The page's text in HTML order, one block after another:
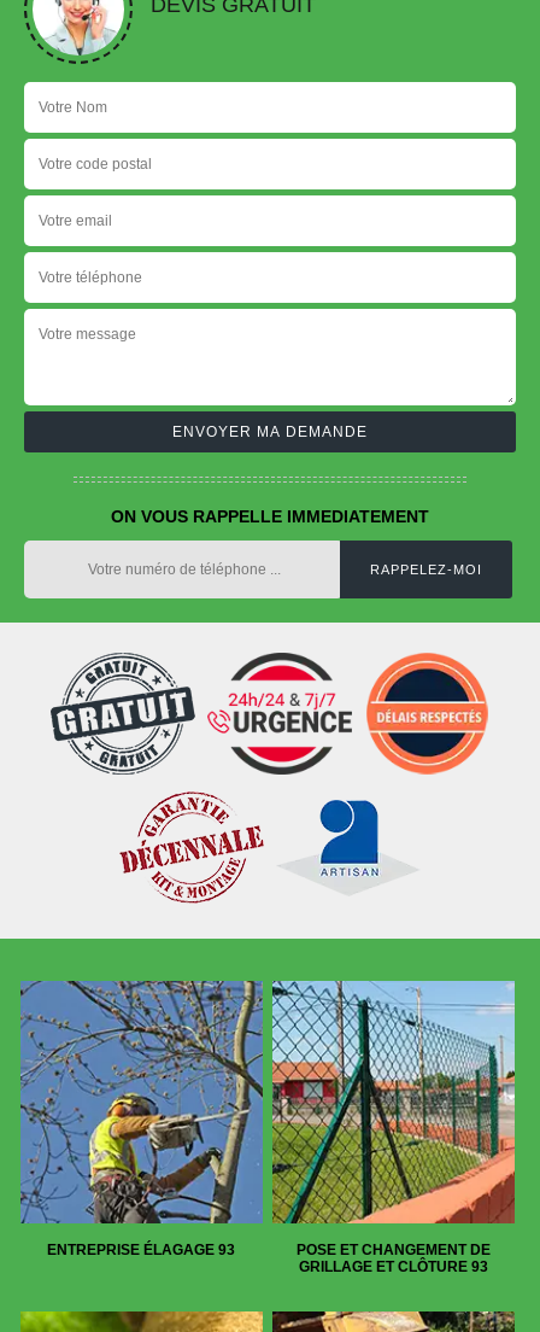
ON VOUS RAPPELLE IMMEDIATEMENT
ENTREPRISE ÉLAGAGE 93
POSE ET CHANGEMENT DE
GRILLAGE ET CLÔTURE 93